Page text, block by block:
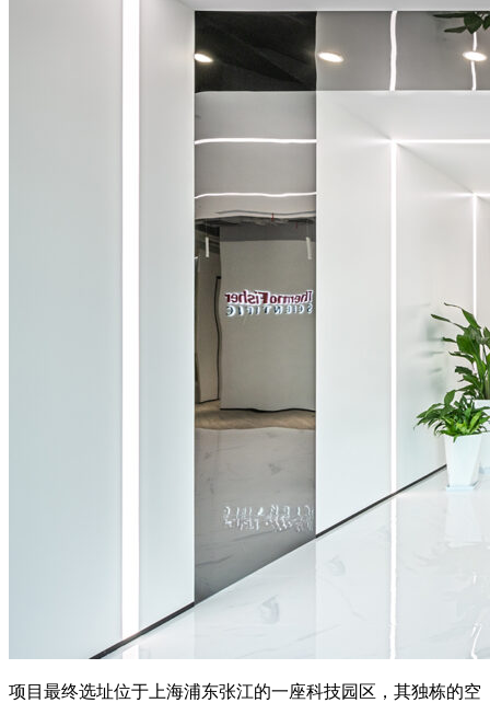
项目最终选址位于上海浦东张江的一座科技园区，其独栋的空